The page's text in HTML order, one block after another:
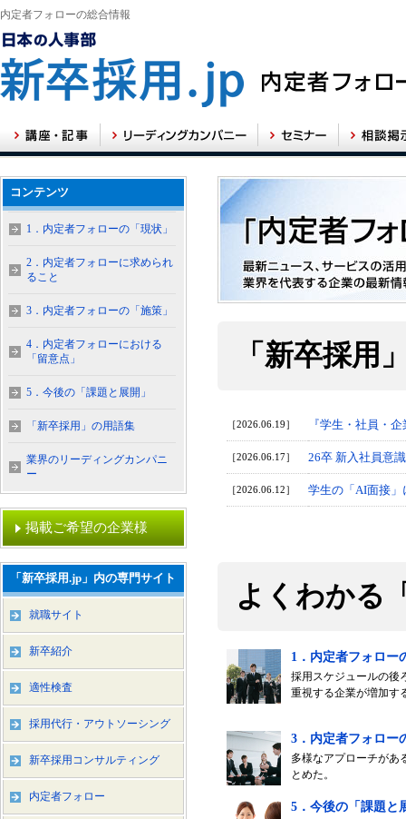
内定者フォローの総合情報
「新卒採用
［2026.06.19］ 『学生・社員・
［2026.06.17］ 26卒 新入社員意
［2026.06.12］ 学生の「AI面接
よくわかる
1．内定者フォロー
採用スケジュールの後
重視する企業が増加す
3．内定者フォロー
多様なアプローチがあ
とめた。
5．今後の「課題と
コンテンツ
1．内定者フォローの「現状」
2．内定者フォローに求められ
ること
3．内定者フォローの「施策」
4．内定者フォローにおける
「留意点」
5．今後の「課題と展開」
「新卒採用」の用語集
業界のリーディングカンパニ
ー
掲載ご希望の企業様
「新卒採用.jp」内の専門サイト
就職サイト
新卒紹介
適性検査
採用代行・アウトソーシング
新卒採用コンサルティング
内定者フォロー